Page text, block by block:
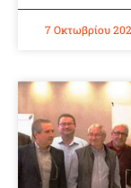
7 Οκτωβρίου